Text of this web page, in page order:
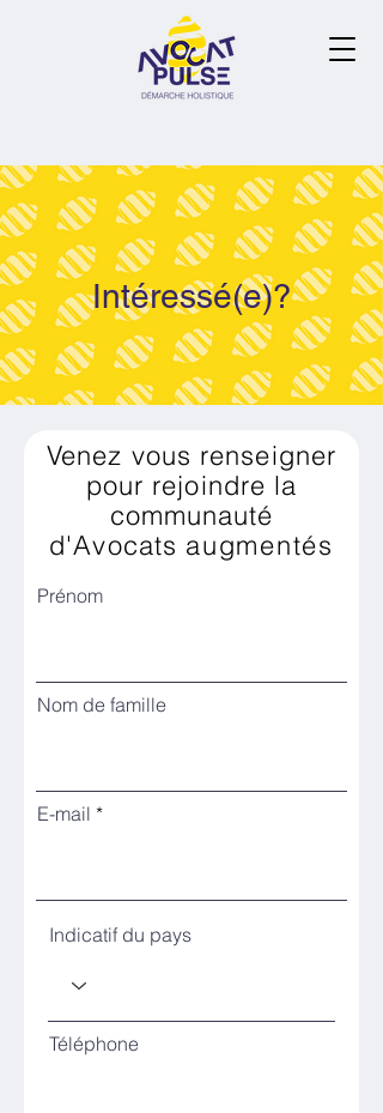
Intéressé(e)?
Venez vous renseigner
pour rejoindre la
communauté
d'Avocats augmentés
Prénom
Nom de famille
E-mail
Indicatif du pays
Téléphone